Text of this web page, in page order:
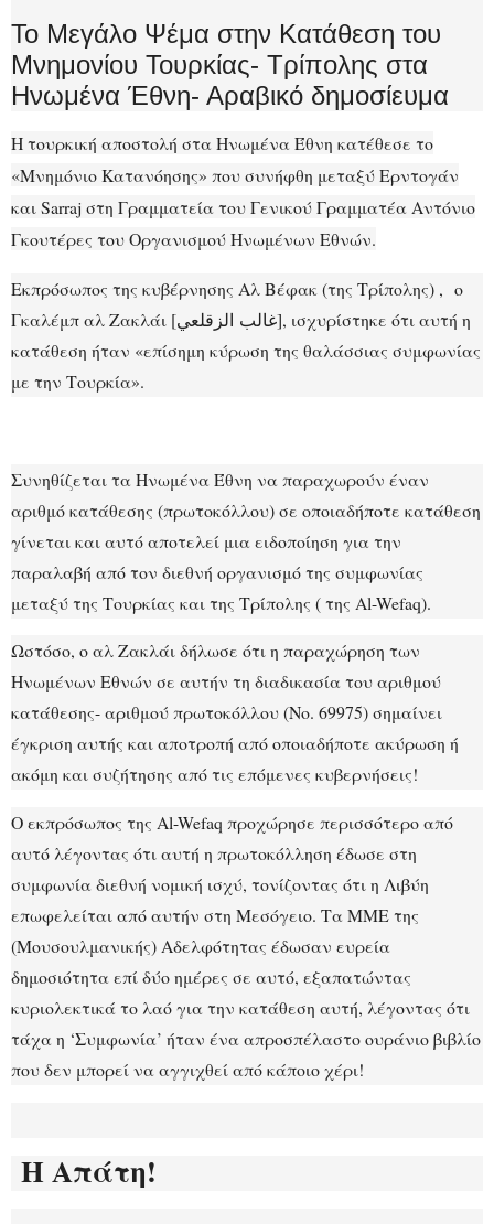
Το Μεγάλο Ψέμα στην Κατάθεση του
Μνημονίου Τουρκίας- Τρίπολης στα
Ηνωμένα Έθνη- Αραβικό δημοσίευμα
Η τουρκική αποστολή στα Ηνωμένα Έθνη κατέθεσε το
«Μνημόνιο Κατανόησης» που συνήφθη μεταξύ Ερντογάν
και Sarraj στη Γραμματεία του Γενικού Γραμματέα Αντόνιο
Γκουτέρες του Οργανισμού Ηνωμένων Εθνών.
Εκπρόσωπος της κυβέρνησης Αλ Βέφακ (της Τρίπολης) , ο
Γκαλέμπ αλ Ζακλάι [
غالب الزقلعي
], ισχυρίστηκε ότι αυτή η
κατάθεση ήταν «επίσημη κύρωση της θαλάσσιας συμφωνίας
με την Τουρκία».
Συνηθίζεται τα Ηνωμένα Έθνη να παραχωρούν έναν
αριθμό κατάθεσης (πρωτοκόλλου) σε οποιαδήποτε κατάθεση
γίνεται και αυτό αποτελεί μια ειδοποίηση για την
παραλαβή από τον διεθνή οργανισμό της συμφωνίας
μεταξύ της Τουρκίας και της Τρίπολης ( της Al-Wefaq).
Ωστόσο, ο αλ Ζακλάι δήλωσε ότι η παραχώρηση των
Ηνωμένων Εθνών σε αυτήν τη διαδικασία του αριθμού
κατάθεσης- αριθμού πρωτοκόλλου (No. 69975) σημαίνει
έγκριση αυτής και αποτροπή από οποιαδήποτε ακύρωση ή
ακόμη και συζήτησης από τις επόμενες κυβερνήσεις!
Ο εκπρόσωπος της Al-Wefaq προχώρησε περισσότερο από
αυτό λέγοντας ότι αυτή η πρωτοκόλληση έδωσε στη
συμφωνία διεθνή νομική ισχύ, τονίζοντας ότι η Λιβύη
επωφελείται από αυτήν στη Μεσόγειο. Τα ΜΜΕ της
(Μουσουλμανικής) Αδελφότητας έδωσαν ευρεία
δημοσιότητα επί δύο ημέρες σε αυτό, εξαπατώντας
κυριολεκτικά το λαό για την κατάθεση αυτή, λέγοντας ότι
τάχα η ‘Συμφωνία’ ήταν ένα απροσπέλαστο ουράνιο βιβλίο
που δεν μπορεί να αγγιχθεί από κάποιο χέρι!
Η Απάτη!